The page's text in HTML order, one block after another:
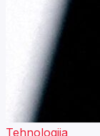
Tehnologija